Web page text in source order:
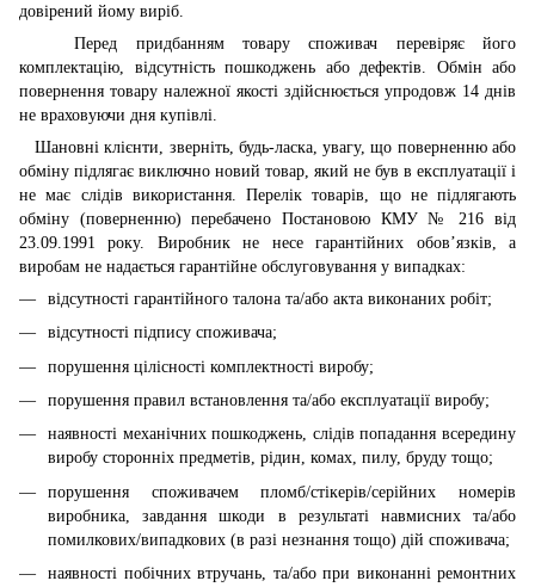
довірений йому виріб.
Перед придбанням товару споживач перевіряє його
комплектацію, відсутність пошкоджень або дефектів. Обмін або
повернення товару належної якості здійснюється упродовж 14 днів
не враховуючи дня купівлі.
Шановні клієнти, зверніть, будь-ласка, увагу, що поверненню або
обміну підлягає виключно новий товар, який не був в експлуатації і
не має слідів використання. Перелік товарів, що не підлягають
обміну (поверненню) перебачено Постановою КМУ № 216 від
23.09.1991 року. Виробник не несе гарантійних обов’язків, а
виробам не надається гарантійне обслуговування у випадках:
відсутності гарантійного талона та/або акта виконаних робіт;
відсутності підпису споживача;
порушення цілісності комплектності виробу;
порушення правил встановлення та/або експлуатації виробу;
наявності механічних пошкоджень, слідів попадання всередину
виробу сторонніх предметів, рідин, комах, пилу, бруду тощо;
порушення споживачем пломб/стікерів/серійних номерів
виробника, завдання шкоди в результаті навмисних та/або
помилкових/випадкових (в разі незнання тощо) дій споживача;
наявності побічних втручань, та/або при виконанні ремонтних